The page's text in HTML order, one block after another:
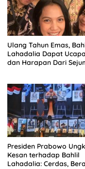
Ulang Tahun Emas,
Lahadalia Dapat
dan Harapan Dari
Presiden Prabowo
Kesan terhadap Bahlil
Lahadalia: Cerdas,